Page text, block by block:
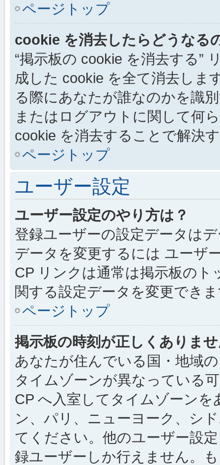
ページトップ
cookie を消去したらどうなる
“掲示板の cookie を消去する”
成した cookie を全て消去しま
る際にあなたが誰なのかを識
またはログアウトに関して何
cookie を消去することで解決
ページトップ
ユーザー設定
ユーザー設定のやり方は？
登録ユーザーの設定データは
データを変更するには ユーザ
CP リンクは通常は掲示板の
関する設定データを変更でき
ページトップ
掲示板の時刻が正しくありま
あなたが住んでいる国・地域
タイムゾーンが異なっている
CP へ入室してタイムゾーン
ン、パリ、ニューヨーク、シ
てください。他のユーザー設
録ユーザーしか行えません。